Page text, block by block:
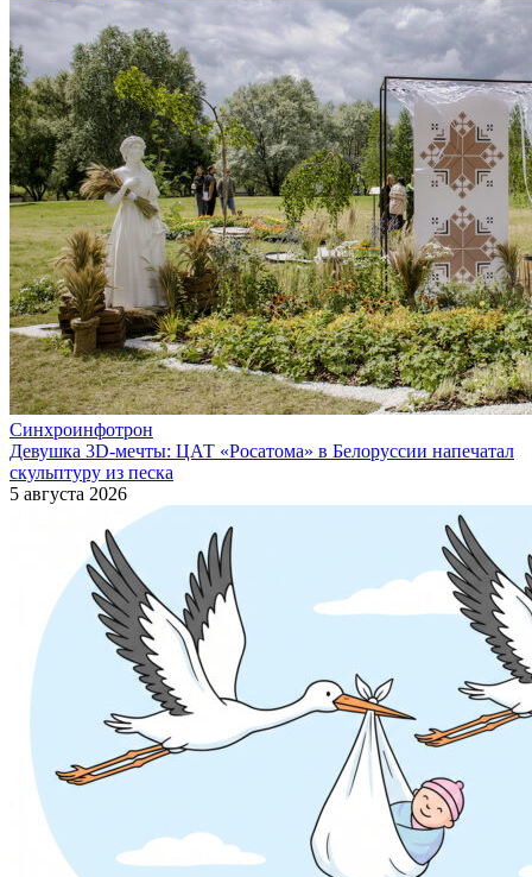
Синхроинфотрон
Девушка 3D-мечты: ЦАТ «Росатома» в Белоруссии напечатал
скульптуру из песка
5 августа 2026